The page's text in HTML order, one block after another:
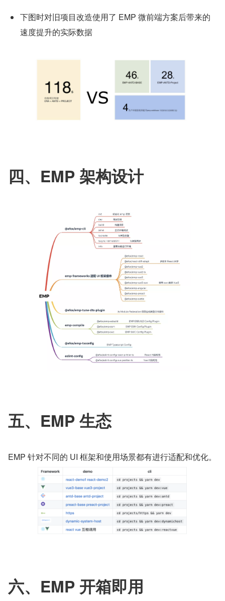
下图时对旧项目改造使用了 EMP 微前端方案后带来的
速度提升的实际数据
四、EMP 架构设计
五、EMP 生态
EMP 针对不同的 UI 框架和使用场景都有进行适配和优化。
六、EMP 开箱即用